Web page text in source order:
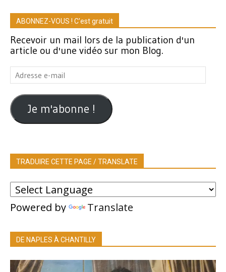
ABONNEZ-VOUS ! C'est gratuit
Recevoir un mail lors de la publication d'un
article ou d'une vidéo sur mon Blog.
Adresse
e-
mail
Je m'abonne !
TRADUIRE CETTE PAGE / TRANSLATE
Powered by Translate
DE NAPLES À CHANTILLY